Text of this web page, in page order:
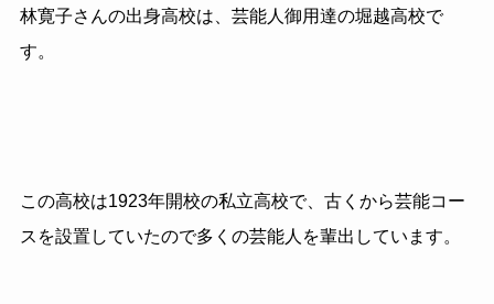
林寛子さんの出身高校は、芸能人御用達の堀越高校で
す。
この高校は1923年開校の私立高校で、古くから芸能コー
スを設置していたので多くの芸能人を輩出しています。